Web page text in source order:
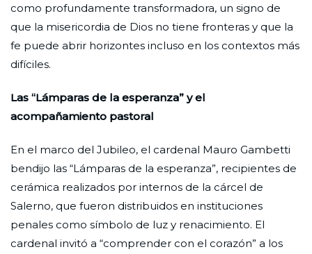
como profundamente transformadora, un signo de
que la misericordia de Dios no tiene fronteras y que la
fe puede abrir horizontes incluso en los contextos más
difíciles.
Las “Lámparas de la esperanza” y el
acompañamiento pastoral
En el marco del Jubileo, el cardenal Mauro Gambetti
bendijo las “Lámparas de la esperanza”, recipientes de
cerámica realizados por internos de la cárcel de
Salerno, que fueron distribuidos en instituciones
penales como símbolo de luz y renacimiento. El
cardenal invitó a “comprender con el corazón” a los